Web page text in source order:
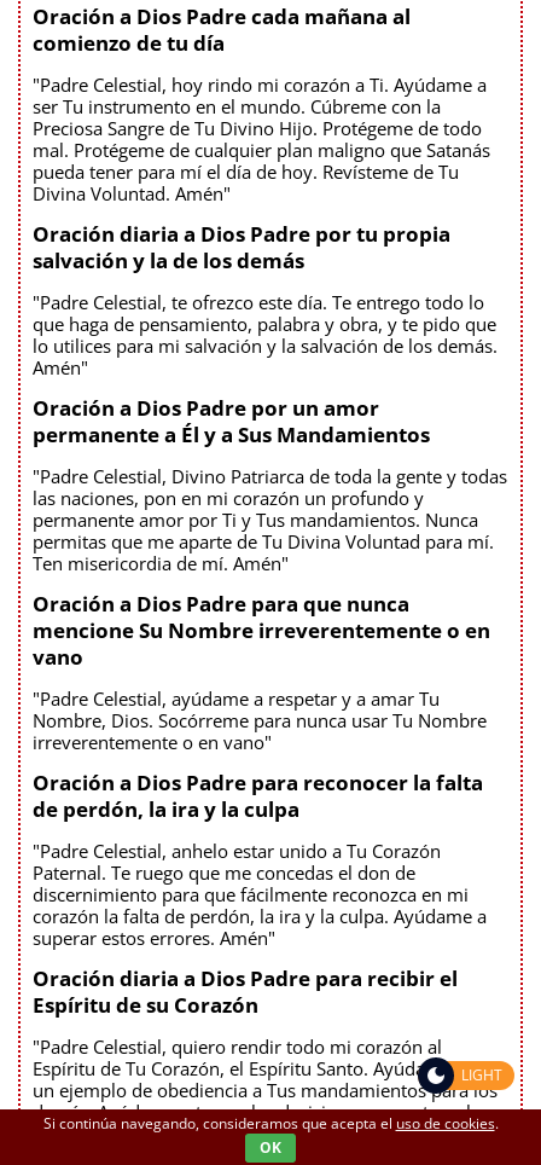
Oración a Dios Padre cada mañana al
comienzo de tu día
"Padre Celestial, hoy rindo mi corazón a Ti. Ayúdame a
ser Tu instrumento en el mundo. Cúbreme con la
Preciosa Sangre de Tu Divino Hijo. Protégeme de todo
mal. Protégeme de cualquier plan maligno que Satanás
pueda tener para mí el día de hoy. Revísteme de Tu
Divina Voluntad. Amén"
Oración diaria a Dios Padre por tu propia
salvación y la de los demás
"Padre Celestial, te ofrezco este día. Te entrego todo lo
que haga de pensamiento, palabra y obra, y te pido que
lo utilices para mi salvación y la salvación de los demás.
Amén"
Oración a Dios Padre por un amor
permanente a Él y a Sus Mandamientos
"Padre Celestial, Divino Patriarca de toda la gente y todas
las naciones, pon en mi corazón un profundo y
permanente amor por Ti y Tus mandamientos. Nunca
permitas que me aparte de Tu Divina Voluntad para mí.
Ten misericordia de mí. Amén"
Oración a Dios Padre para que nunca
mencione Su Nombre irreverentemente o en
vano
"Padre Celestial, ayúdame a respetar y a amar Tu
Nombre, Dios. Socórreme para nunca usar Tu Nombre
irreverentemente o en vano"
Oración a Dios Padre para reconocer la falta
de perdón, la ira y la culpa
"Padre Celestial, anhelo estar unido a Tu Corazón
Paternal. Te ruego que me concedas el don de
discernimiento para que fácilmente reconozca en mi
corazón la falta de perdón, la ira y la culpa. Ayúdame a
superar estos errores. Amén"
Oración diaria a Dios Padre para recibir el
Espíritu de su Corazón
"Padre Celestial, quiero rendir todo mi corazón al
Espíritu de Tu Corazón, el Espíritu Santo. Ayúdame a ser
un ejemplo de obediencia a Tus mandamientos para los
demás. Ayúdame a tomar las decisiones correctas a lo
largo del día. De esta forma, me rindo a Tu Voluntad.
Si continúa navegando, consideramos que acepta el uso de cookies.
OK
LIGHT